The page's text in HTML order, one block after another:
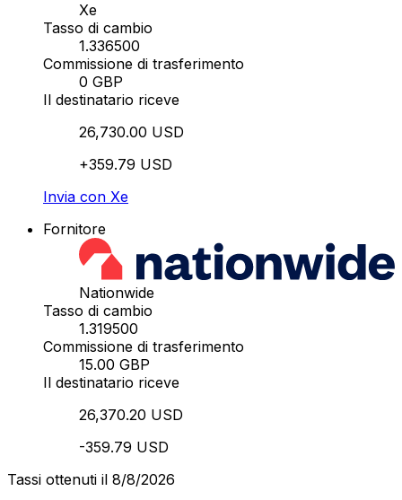
Xe
Tasso di cambio
1.336500
Commissione di trasferimento
0 GBP
Il destinatario riceve
26,730.00 USD
+359.79 USD
Invia con Xe
Fornitore
Nationwide
Tasso di cambio
1.319500
Commissione di trasferimento
15.00 GBP
Il destinatario riceve
26,370.20 USD
-359.79 USD
Tassi ottenuti il 8/8/2026